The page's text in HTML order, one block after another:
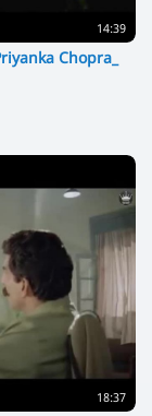
14:39
Chopra_
18:37